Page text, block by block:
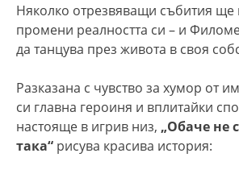
Няколко отрезвяващи събития ще
промени реалността си – и
да танцува през живота в своя
Разказана с чувство за хумор от
си главна героиня и вплитайки
настояще в игрив низ, „Обаче не
така“ рисува красива история: